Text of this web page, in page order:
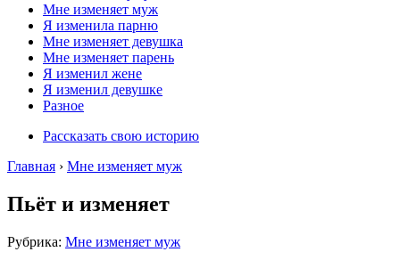
Мне изменяет муж
Я изменила парню
Мне изменяет девушка
Мне изменяет парень
Я изменил жене
Я изменил девушке
Разное
Рассказать свою историю
Главная › Мне изменяет муж
Пьёт и изменяет
Рубрика: Мне изменяет муж